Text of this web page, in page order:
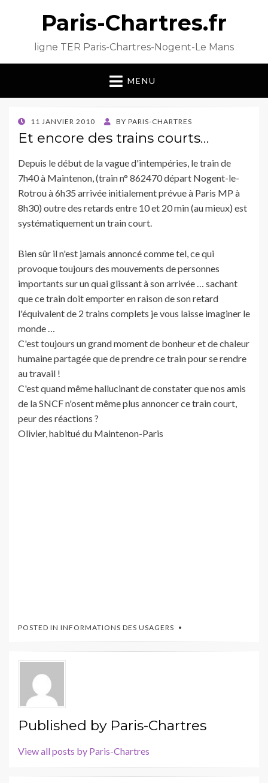
Paris-Chartres.fr
ligne TER Paris-Chartres-Nogent-Le Mans
MENU
POSTED
ON
11 JANVIER 2010 BY PARIS-CHARTRES
Et encore des trains courts…
Depuis le début de la vague d'intempéries, le train de
7h40 à Maintenon, (train n° 862470 départ Nogent-le-
Rotrou à 6h35 arrivée initialement prévue à Paris MP à
8h30) outre des retards entre 10 et 20 min (au mieux) est
systématiquement un train court.
Bien sûr il n'est jamais annoncé comme tel, ce qui
provoque toujours des mouvements de personnes
importants sur un quai glissant à son arrivée … sachant
que ce train doit emporter en raison de son retard
l'équivalent de 2 trains complets je vous laisse imaginer le
monde …
C'est toujours un grand moment de bonheur et de chaleur
humaine partagée que de prendre ce train pour se rendre
au travail !
C'est quand même hallucinant de constater que nos amis
de la SNCF n'osent même plus annoncer ce train court,
peur des réactions ?
Olivier, habitué du Maintenon-Paris
POSTED IN INFORMATIONS DES USAGERS
Published by Paris-Chartres
View all posts by Paris-Chartres